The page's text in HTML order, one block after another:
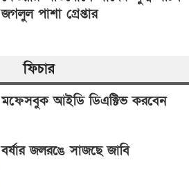
জগলুল পাশা গ্রেপ্তার
ফিচার
মফেসবুক আইডি ডিএক্টিভ করবেন
বর্ষার জলরঙে সাজছে জাবি